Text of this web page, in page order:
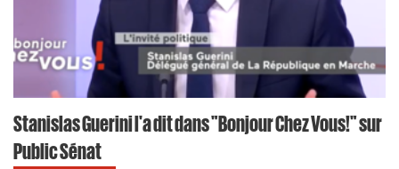
Stanislas Guerini l'a dit dans "Bonjour Chez Vous!" sur
Public Sénat